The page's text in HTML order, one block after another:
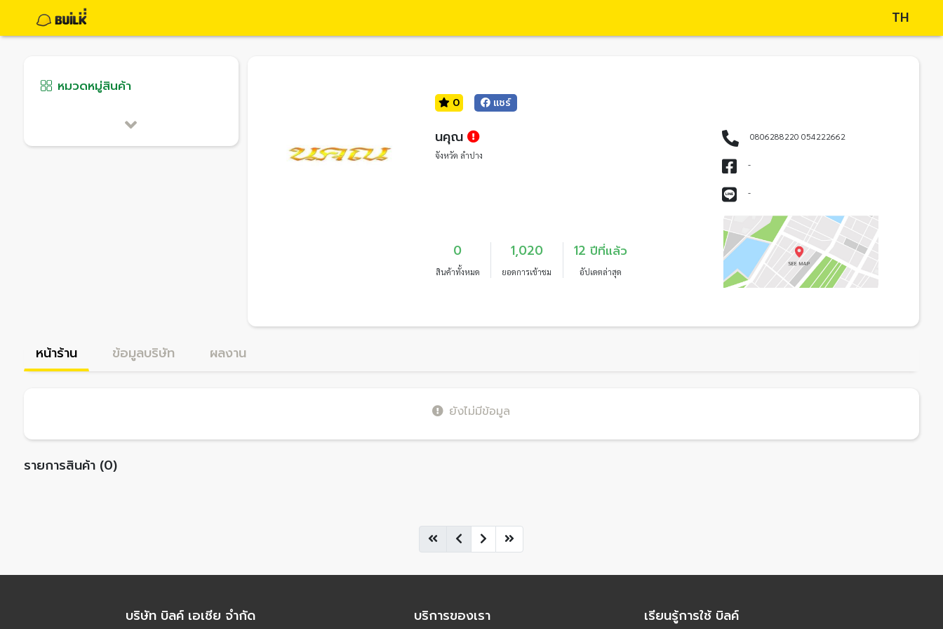
TH
หมวดหมู่สินค้า
0 แชร์
นคุณ
จังหวัด ลำปาง
0
สินค้าทั้งหมด
1,020
ยอดการเข้าชม
12 ปีที่แล้ว
อัปเดตล่าสุด
0806288220 054222662
-
-
หน้าร้าน ข้อมูลบริษัท ผลงาน
ยังไม่มีข้อมูล
รายการสินค้า (0)
บริษัท บิลค์ เอเชีย จำกัด บริการของเรา เรียนรู้การใช้ บิลค์